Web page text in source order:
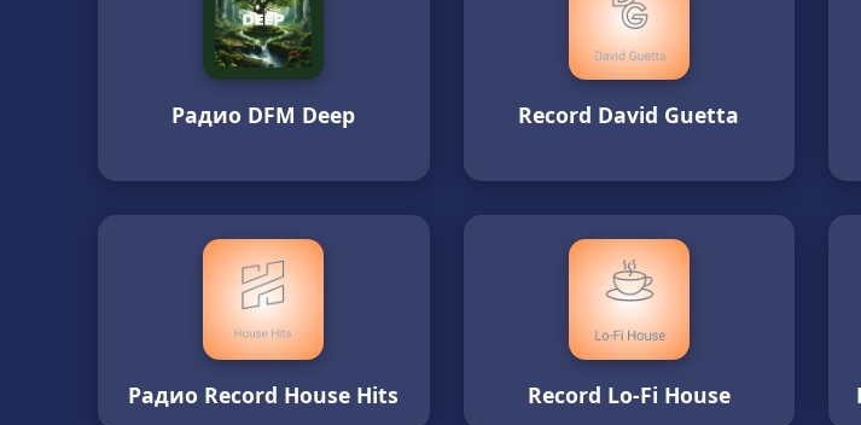
Радио DFM Deep Record David Guetta
Радио Record House Hits Record Lo-Fi House